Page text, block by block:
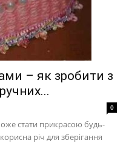
– як зробити з
0
стати прикрасою будь-
річ для зберігання